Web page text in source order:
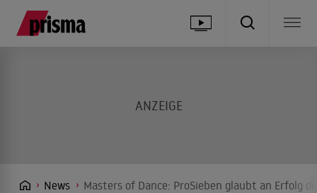
News Masters of Dance: ProSieben glaubt an Erfolg